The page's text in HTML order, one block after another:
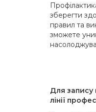
зберегти
правил та
зможете
Для запису
лінії